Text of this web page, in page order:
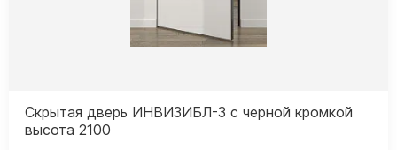
Скрытая дверь ИНВИЗИБЛ-3 с черной кромкой
высота 2100